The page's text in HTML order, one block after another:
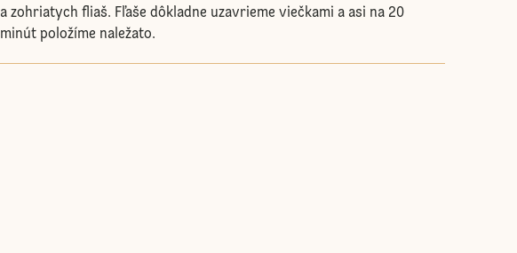
a zohriatych fliaš. Fľaše dôkladne uzavrieme viečkami a asi na 20
minút položíme naležato.